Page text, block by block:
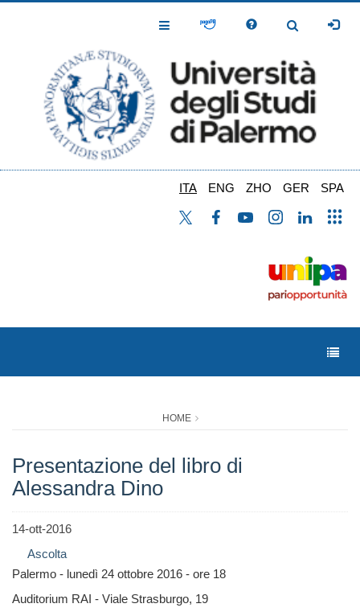
Toggle
Toggle
ITA ENG ZHO GER SPA
HOME
Presentazione del libro di
Alessandra Dino
14-ott-2016
Ascolta
Palermo - lunedì 24 ottobre 2016 - ore 18
Auditorium RAI - Viale Strasburgo, 19